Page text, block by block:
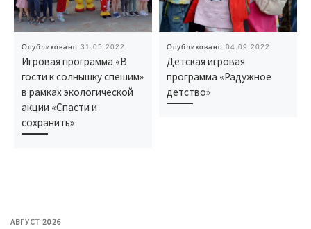
Опубликовано 31.05.2022
Игровая программа «В
гости к солнышку спешим»
в рамках экологической
акции «Спасти и
сохранить»
Опубликовано 04.09.2022
Детская игровая
программа «Радужное
детство»
АВГУСТ 2026